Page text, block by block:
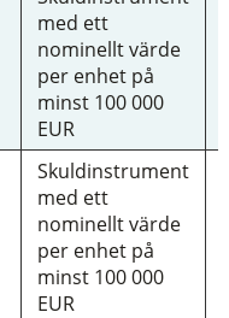
med ett
nominellt värde
per enhet på
minst 100 000
EUR
Skuldinstrument
med ett
nominellt värde
per enhet på
minst 100 000
EUR